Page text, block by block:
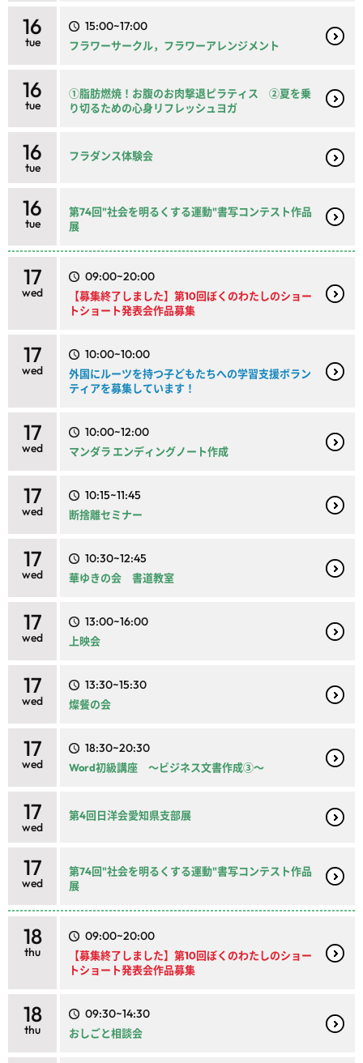
16
tue
15:00~17:00
フラワーサークル，フラワーアレンジメント
16
tue
①脂肪燃焼！お腹のお肉撃退ピラティス ②夏を乗
り切るための心身リフレッシュヨガ
16
tue
フラダンス体験会
16
tue
第74回"社会を明るくする運動"書写コンテスト作品
展
17
wed
09:00~20:00
【募集終了しました】第10回ぼくのわたしのショー
トショート発表会作品募集
17
wed
10:00~10:00
外国にルーツを持つ子どもたちへの学習支援ボラン
ティアを募集しています！
17
wed
10:00~12:00
マンダラ エンディングノート作成
17
wed
10:15~11:45
断捨離セミナー
17
wed
10:30~12:45
華ゆきの会 書道教室
17
wed
13:00~16:00
上映会
17
wed
13:30~15:30
燦餐の会
17
wed
18:30~20:30
Word初級講座 ～ビジネス文書作成③～
17
wed
第4回日洋会愛知県支部展
17
wed
第74回"社会を明るくする運動"書写コンテスト作品
展
18
thu
09:00~20:00
【募集終了しました】第10回ぼくのわたしのショー
トショート発表会作品募集
18
thu
09:30~14:30
おしごと相談会